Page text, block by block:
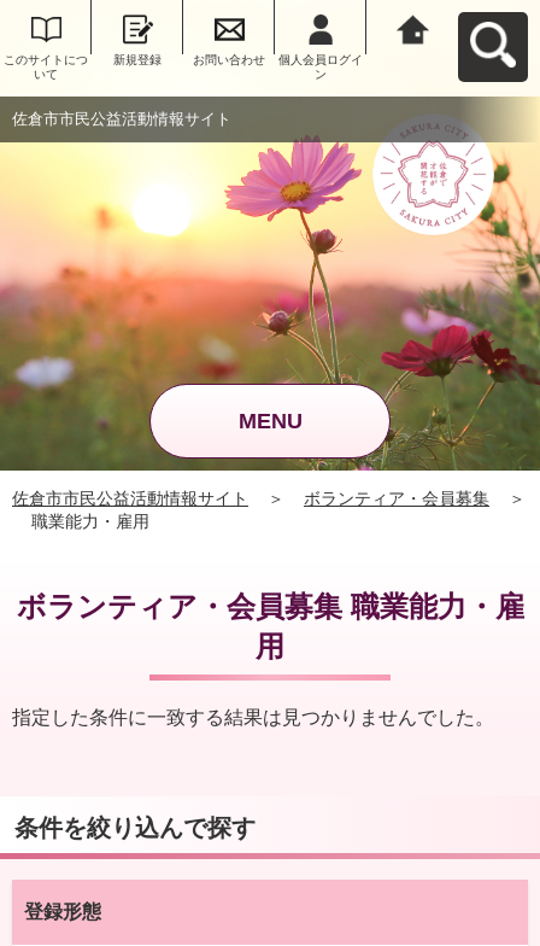
このサイトにつ
いて
新規登録 お問い合わせ
個人会員ログイ
ン
佐倉市市民公益活動情報サイト
MENU
佐倉市市民公益活動情報サイト ＞ ボランティア・会員募集
＞
職業能力・雇用
ボランティア・会員募集 職業能力・雇
用
指定した条件に一致する結果は見つかりませんでした。
条件を絞り込んで探す
登録形態